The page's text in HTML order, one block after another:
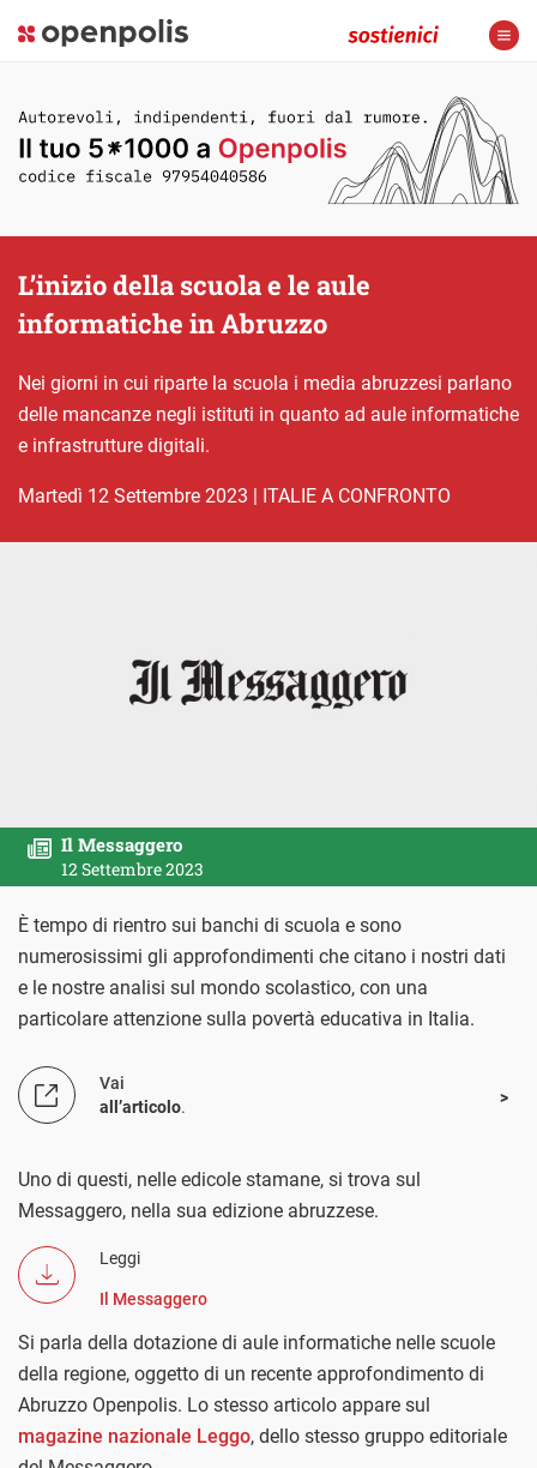
L’inizio della scuola e le aule
informatiche in Abruzzo
Nei giorni in cui riparte la scuola i media abruzzesi parlano
delle mancanze negli istituti in quanto ad aule informatiche
e infrastrutture digitali.
martedì 12 Settembre 2023 | ITALIE A CONFRONTO
Il Messaggero
12 Settembre 2023
È tempo di rientro sui banchi di scuola e sono
numerosissimi gli approfondimenti che citano i nostri dati
e le nostre analisi sul mondo scolastico, con una
particolare attenzione sulla povertà educativa in Italia.
Vai
all’articolo.
Uno di questi, nelle edicole stamane, si trova sul
Messaggero, nella sua edizione abruzzese.
Leggi
Il Messaggero
Si parla della dotazione di aule informatiche nelle scuole
della regione, oggetto di un recente approfondimento di
Abruzzo Openpolis. Lo stesso articolo appare sul
magazine nazionale Leggo, dello stesso gruppo editoriale